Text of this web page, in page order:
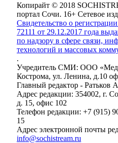
Копирайт © 2018
портал Сочи. 16+ Сетевое
Свидетельство о
72111 от 29.12.2017 года
по надзору в сфере связи,
технологий и массовых
.
Учредитель СМИ: ООО
Кострома, ул. Ленина, д.10
Главный редактор - Ратьков
Адрес редакции: 354002, г.
д. 15, офис 102
Телефон редакции: +7 (915)
15
Адрес электронной почты
info@sochistream.ru